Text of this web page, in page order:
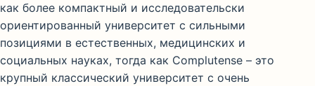
как более компактный и исследовательски
ориентированный университет с сильными
позициями в естественных, медицинских и
социальных науках, тогда как Complutense – это
крупный классический университет с очень